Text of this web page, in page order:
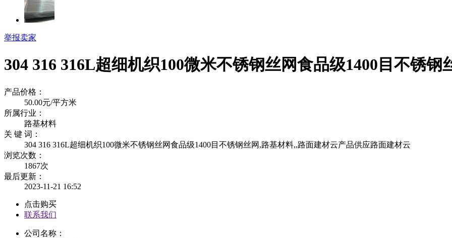
举报卖家
304 316 316L超细机织100微米不锈钢丝网食品级1400目不锈钢
产品价格：
50.00元/平方米
所属行业：
路基材料
关 键 词：
304 316 316L超细机织100微米不锈钢丝网食品级1400目不锈钢丝网,路基材料,,路面建材云产品供应路面建材云
浏览次数：
1867次
最后更新：
2023-11-21 16:52
点击购买
联系我们
公司名称：